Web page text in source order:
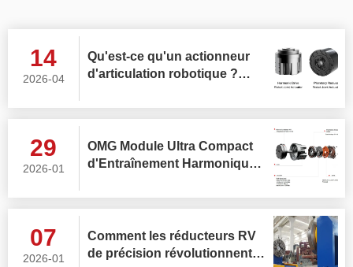
14
2026-04
Qu'est-ce qu'un actionneur
d'articulation robotique ?
actionneur rotatif
29
2026-01
OMG Module Ultra Compact
d'Entraînement Harmonique
Intégré
07
2026-01
Comment les réducteurs RV
de précision révolutionnent-